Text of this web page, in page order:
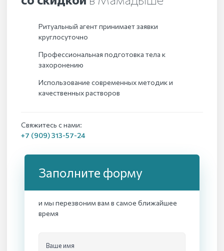
Ритуальный агент принимает заявки
круглосуточно
Профессиональная подготовка тела к
захоронению
Использование современных методик и
качественных растворов
Свяжитесь с нами:
+7 (909) 313-57-24
Заполните форму
и мы перезвоним вам в самое ближайшее
время
Ваше имя